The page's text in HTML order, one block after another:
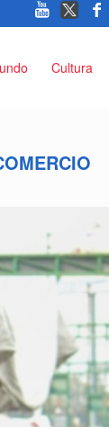
Cultura